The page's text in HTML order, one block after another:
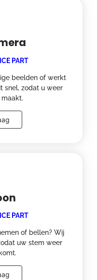
PART
beelden of werkt
snel, zodat u weer
PART
of bellen? Wij
uw stem weer